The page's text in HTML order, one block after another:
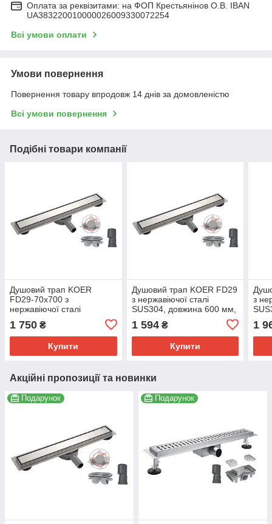
Оплата за реквізитами: на ФОП Крестьянінов О.В. IBAN
UA383220010000026009330072254
Всі умови оплати
Умови повернення
Повернення товару впродовж 14 днів за домовленістю
Всі умови повернення
Подібні товари компанії
Душовий трап KOER
FD29-70x700 з
нержавіючої сталі
затвор, 40мм (KR3278)
1 750 ₴
Купити
Душовий трап KOER FD29
з нержавіючої сталі
SUS304, довжина 600 мм,
(KR3273)
1 594₴
Купити
з
1
Акційні пропозиції та новинки
Подарунок Подарунок